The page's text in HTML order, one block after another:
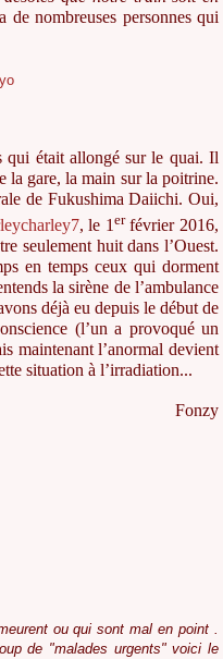
de nombreuses personnes qui
qui était allongé sur le quai. Il
la gare, la main sur la poitrine.
de Fukushima Daiichi. Oui,
, le 1 erfévrier 2016,
seulement huit dans l’Ouest.
en temps ceux qui dorment
la sirène de l’ambulance
déjà eu depuis le début de
(l’un a provoqué un
maintenant l’anormal devient
situation à l’irradiation...
Fonzy
ou qui sont mal en point .
de "malades urgents" voici le